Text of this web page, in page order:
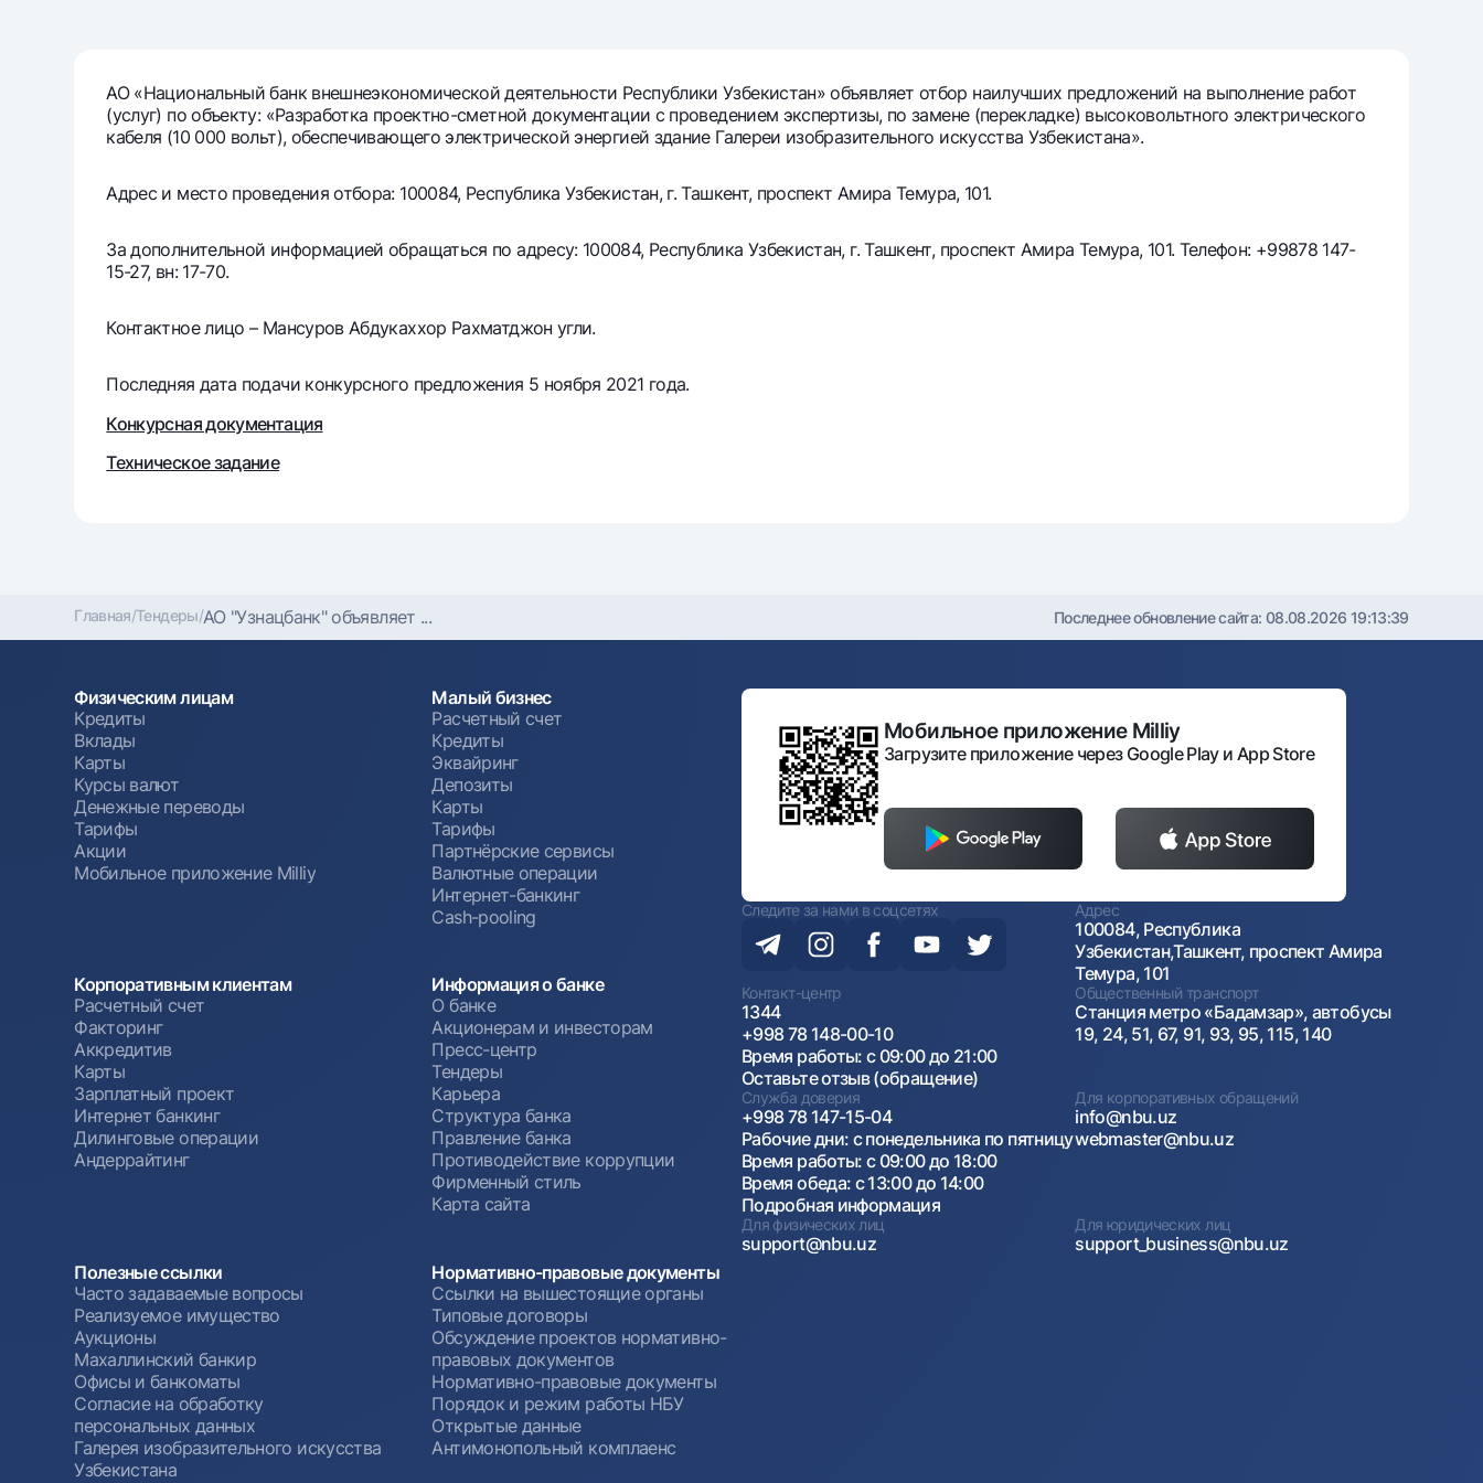
Тарифы
Акции
Мобильное приложение Milliy
Часто задаваемые вопросы
Ищите по сайту
Найти
Полезные ссылки
Следите за нами в соцсетях
АО «Национальный банк внешнеэкономической деятельности Республики Узбекистан» объявляет отбор наилучших предложений на выполнение работ
(услуг) по объекту: «Разработка проектно-сметной документации с проведением экспертизы, по замене (перекладке) высоковольтного электрического
кабеля (10 000 вольт), обеспечивающего электрической энергией здание Галереи изобразительного искусства Узбекистана».
Адрес и место проведения отбора: 100084, Республика Узбекистан, г. Ташкент, проспект Амира Темура, 101.
За дополнительной информацией обращаться по адресу: 100084, Республика Узбекистан, г. Ташкент, проспект Амира Темура, 101. Телефон: +99878 147-
15-27, вн: 17-70.
Контактное лицо – Мансуров Абдукаххор Рахматджон угли.
Последняя дата подачи конкурсного предложения 5 ноября 2021 года.
Конкурсная документация
Техническое задание
Главная/Тендеры/АО "Узнацбанк" объявляет ... Последнее обновление сайта: 08.08.2026 19:13:39
Физическим лицам
Кредиты
Вклады
Карты
Курсы валют
Денежные переводы
Тарифы
Акции
Мобильное приложение Milliy
Малый бизнес
Расчетный счет
Кредиты
Эквайринг
Депозиты
Карты
Тарифы
Партнёрские сервисы
Валютные операции
Интернет-банкинг
Cash-pooling
Корпоративным клиентам
Расчетный счет
Факторинг
Аккредитив
Карты
Зарплатный проект
Интернет банкинг
Дилинговые операции
Андеррайтинг
Информация о банке
О банке
Акционерам и инвесторам
Пресс-центр
Тендеры
Карьера
Структура банка
Правление банка
Противодействие коррупции
Фирменный стиль
Карта сайта
Полезные ссылки
Часто задаваемые вопросы
Реализуемое имущество
Аукционы
Махаллинский банкир
Офисы и банкоматы
Согласие на обработку
персональных данных
Галерея изобразительного искусства
Узбекистана
Нормативно-правовые документы
Ссылки на вышестоящие органы
Типовые договоры
Обсуждение проектов нормативно-
правовых документов
Нормативно-правовые документы
Порядок и режим работы НБУ
Открытые данные
Антимонопольный комплаенс
Мобильное приложение Milliy
Загрузите приложение через Google Play и App Store
Следите за нами в соцсетях Адрес
100084, Республика
Узбекистан,Ташкент, проспект Амира
Темура, 101
Контакт-центр
1344
+998 78 148-00-10
Время работы: с 09:00 до 21:00
Оставьте отзыв (обращение)
Общественный транспорт
Станция метро «Бадамзар», автобусы
19, 24, 51, 67, 91, 93, 95, 115, 140
Служба доверия
+998 78 147-15-04
Рабочие дни: с понедельника по пятницу
Время работы: с 09:00 до 18:00
Время обеда: с 13:00 до 14:00
Подробная информация
Для корпоративных обращений
info@nbu.uz
webmaster@nbu.uz
Для физических лиц
support@nbu.uz
Для юридических лиц
support_business@nbu.uz